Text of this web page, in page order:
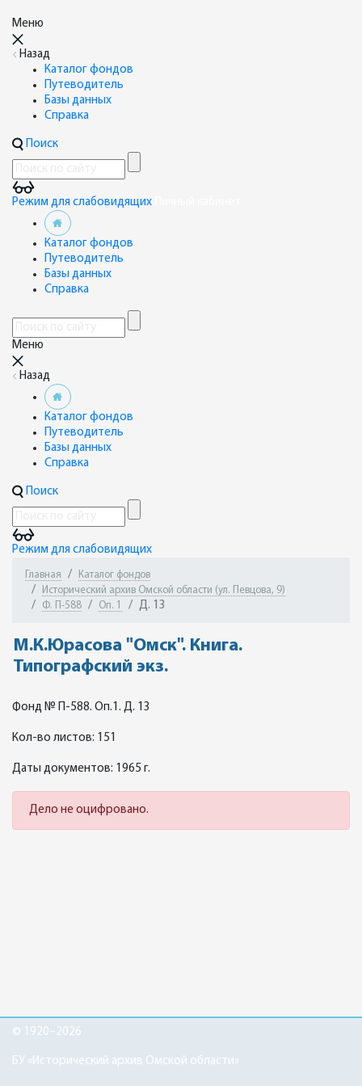
Меню
Назад
Каталог фондов
Путеводитель
Базы данных
Справка
Поиск
Режим для слабовидящих
Каталог фондов
Путеводитель
Базы данных
Справка
Меню
Назад
Каталог фондов
Путеводитель
Базы данных
Справка
Поиск
Режим для слабовидящих
Главная
Каталог фондов
Исторический архив Омской области (ул. Певцова, 9)
Ф. П-588
Оп. 1 Д. 13
М.К.Юрасова "Омск". Книга.
Типографский экз.
Фонд № П-588. Оп.1. Д. 13
Кол-во листов: 151
Даты документов: 1965 г.
Дело не оцифровано.
© 1920–2026
БУ «Исторический архив Омской области»